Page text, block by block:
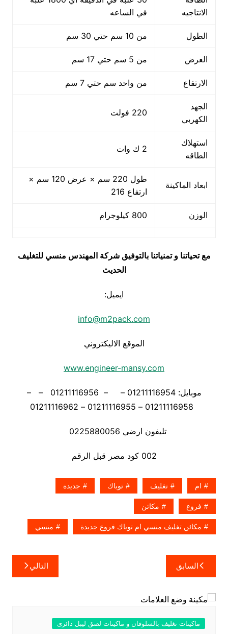
الانتاجيه
في الساعه
الطول من 10 سم حتي 30 سم
العرض من 5 سم حتي 17 سم
الارتفاع من واحد سم حتي 7 سم
الجهد
الكهربي
220 فولت
استهلاك
الطاقه
2 ك وات
ابعاد الماكينة
طول 220 سم × عرض 120 سم ×
ارتفاع 216
الوزن 800 كيلوجرام
مع تحياتنا و تمنياتنا بالتوفيق شركة المهندس منسي للتغليف
الحديث
ايميل:
info@m2pack.com
الموقع الاليكتروني
www.engineer-mansy.com
موبايل: 01211116954 – – 01211116956 – –
تليفون ارضي 0225880056
002 كود مصر قبل الرقم
ام تغليف توباك جديدة
فروع مكائن
مكائن تغليف منسي ام توباك فروع جديدة منسي
تصفّح
المقالات
السابق التالي
ماكينات تغليف بالسلوفان و ماكينات لصق ليبل دائرى